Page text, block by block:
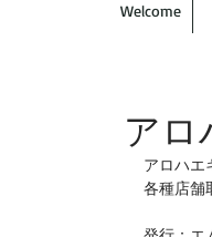
Welcome
アロ
アロハエ
各種店舗